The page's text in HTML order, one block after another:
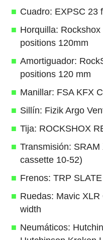
Cuadro: EXPSC 23
Horquilla:
positions 120mm
Amortiguador:
positions 120 mm
Manillar: FSA KFX
Sillín: Fizik Argo
Tija: ROCKSHOX
Transmisión: SRAM
cassette 10-52)
Frenos: TRP
Ruedas: Mavic
width
Neumáticos: